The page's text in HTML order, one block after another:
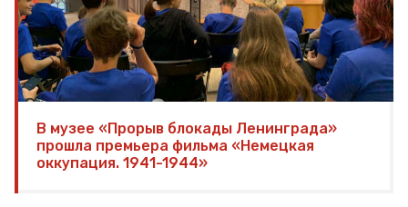
В музее «Прорыв блокады Ленинграда»
прошла премьера фильма «Немецкая
оккупация. 1941-1944»